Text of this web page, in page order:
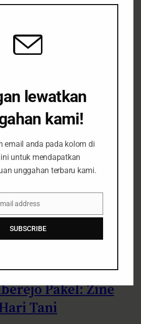
3 “Ngomongin
Gak Akan Ada
November 9,
Rukun
Pakel: Zine
Tani
lewatkan
kami!
email anda pada kolom di
untuk mendapatkan
unggahan terbaru kami.
address
SUBSCRIBE